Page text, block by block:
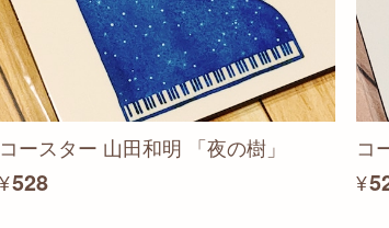
コースター 山田和明 「夜の樹」
¥528
コ